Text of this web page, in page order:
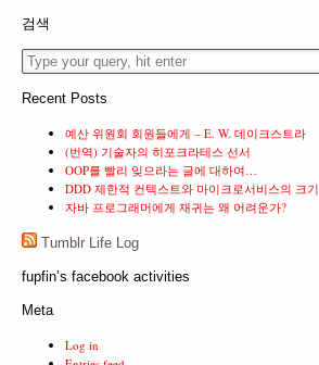
검색
Recent Posts
예산 위원회 회원들에게 – E. W. 데이크스트라
(번역) 기술자의 히포크라테스 선서
OOP를 빨리 잊으라는 글에 대하여…
DDD 제한적 컨텍스트와 마이크로서비스의 크기
자바 프로그래머에게 재귀는 왜 어려운가?
Tumblr Life Log
fupfin’s facebook activities
Meta
Log in